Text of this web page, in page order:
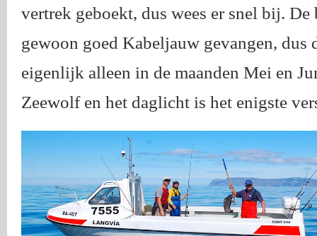
vertrek geboekt, dus wees er snel bij.
gewoon goed Kabeljauw gevangen,
eigenlijk alleen in de maanden Mei en
Zeewolf en het daglicht is het enigste